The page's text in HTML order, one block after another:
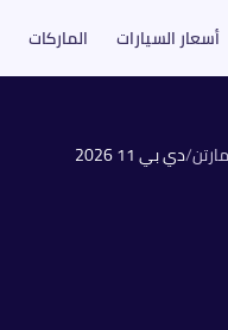
أسعار السيارات الماركات
/دي بي 11 2026